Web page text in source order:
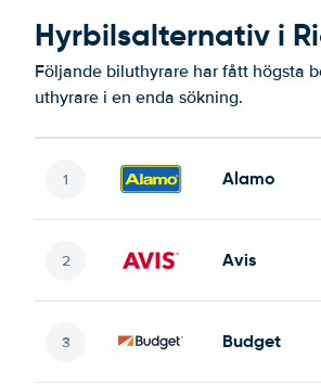
Hyrbilsalternativ i
Följande biluthyrare har fått högsta
uthyrare i en enda sökning.
Alamo
Avis
Budget